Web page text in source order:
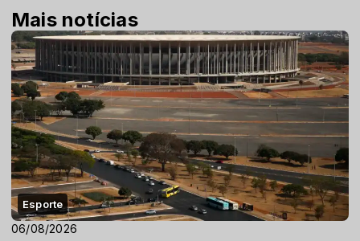
Mais notícias
Esporte
06/08/2026